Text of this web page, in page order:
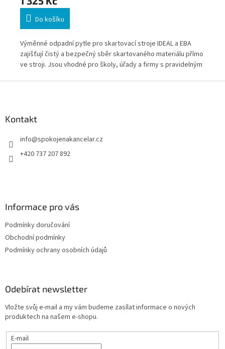
Do košíku
Výměnné odpadní pytle pro skartovací stroje IDEAL a EBA
zajišťují čistý a bezpečný sběr skartovaného materiálu přímo
ve stroji. Jsou vhodné pro školy, úřady a firmy s pravidelným
Kontakt
info@spokojenakancelar.cz
+420 737 207 892
Informace pro vás
Podmínky doručování
Obchodní podmínky
Podmínky ochrany osobních údajů
Odebírat newsletter
Vložte svůj e-mail a my vám budeme zasílat informace o nových
produktech na našem e-shopu.
E-mail